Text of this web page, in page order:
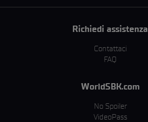
Richiedi assistenza
Contattaci
FAQ
WorldSBK.com
No Spoiler
VideoPass